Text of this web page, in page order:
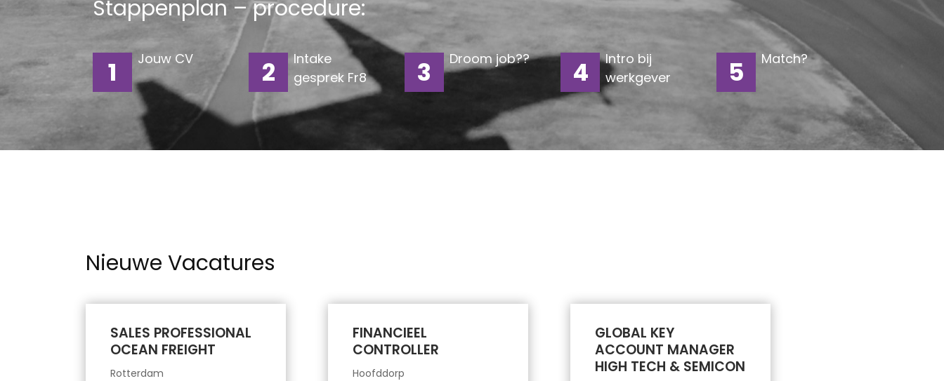
Stappenplan – procedure:
1 Jouw CV 2
Intake
gesprek Fr8
3 Droom job?? 4
Intro bij
werkgever
5 Match?
Nieuwe Vacatures
SALES PROFESSIONAL
OCEAN FREIGHT
Rotterdam
FINANCIEEL
CONTROLLER
Hoofddorp
GLOBAL KEY
ACCOUNT MANAGER
HIGH TECH & SEMICON